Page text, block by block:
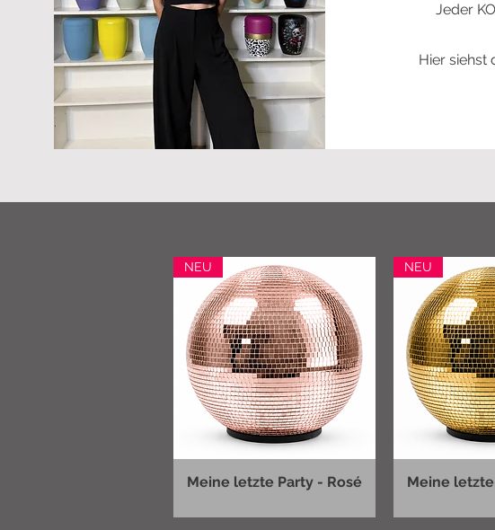
Jeder
Hier siehst
NEU
Meine letzte Party - Rosé
NEU
Meine